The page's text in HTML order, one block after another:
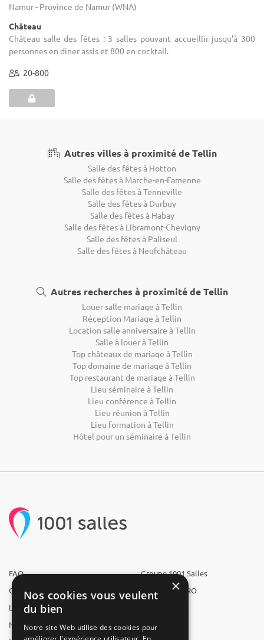
Namur - Province de Namur (WNA)
Château
Château salle des fêtes : 3 salles pouvant accueillir jusqu'à 300
personnes en diner assis et 800 en cocktail.
20-800
Autres villes à proximité de Tellin
Salle des fêtes à Hotton
Salle des fêtes à Marche-en-Famenne
Salle des fêtes à Tenneville
Salle des fêtes à Durbuy
Salle des fêtes à Habay
Salle des fêtes à Libramont-Chevigny
Salle des fêtes à Paliseul
Salle des fêtes à Neufchâteau
Autres recherches à proximité de Tellin
Louer salle mariage à Tellin
Réception Mariage à Tellin
Location salle anniversaire à Tellin
Salle à louer à Tellin
Top châteaux de mariage à Tellin
Top domaine de mariage à Tellin
Top restaurant de mariage à Tellin
Lieu séminaire à Tellin
Lieu conférence à Tellin
Lieu réunion à Tellin
Lieu formation à Tellin
Hôtel pour un séminaire à Tellin
FAQ
Qui sommes-nous ?
L'équipe
Nous recrutons
Groupe 1001 Salles
1001 Salles PRO
1001 Traiteurs
1001 Artistes
×
Nos cookies vous veulent
du bien
Notre site Web utilise des cookies pour